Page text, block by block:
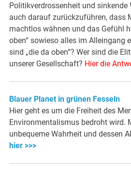
Politikverdrossenheit und
auch darauf zurückzuführen, dass
machtlos wähnen und das Gefühl
oben“ sowieso alles im Alleingang
sind „die da oben“? Wer sind die
unserer Gesellschaft? Hier die
Blauer Planet in grünen Fesseln
Hier geht es um die Freiheit des
Environmentalismus bedroht wird.
unbequeme Wahrheit und dessen
hier >>>